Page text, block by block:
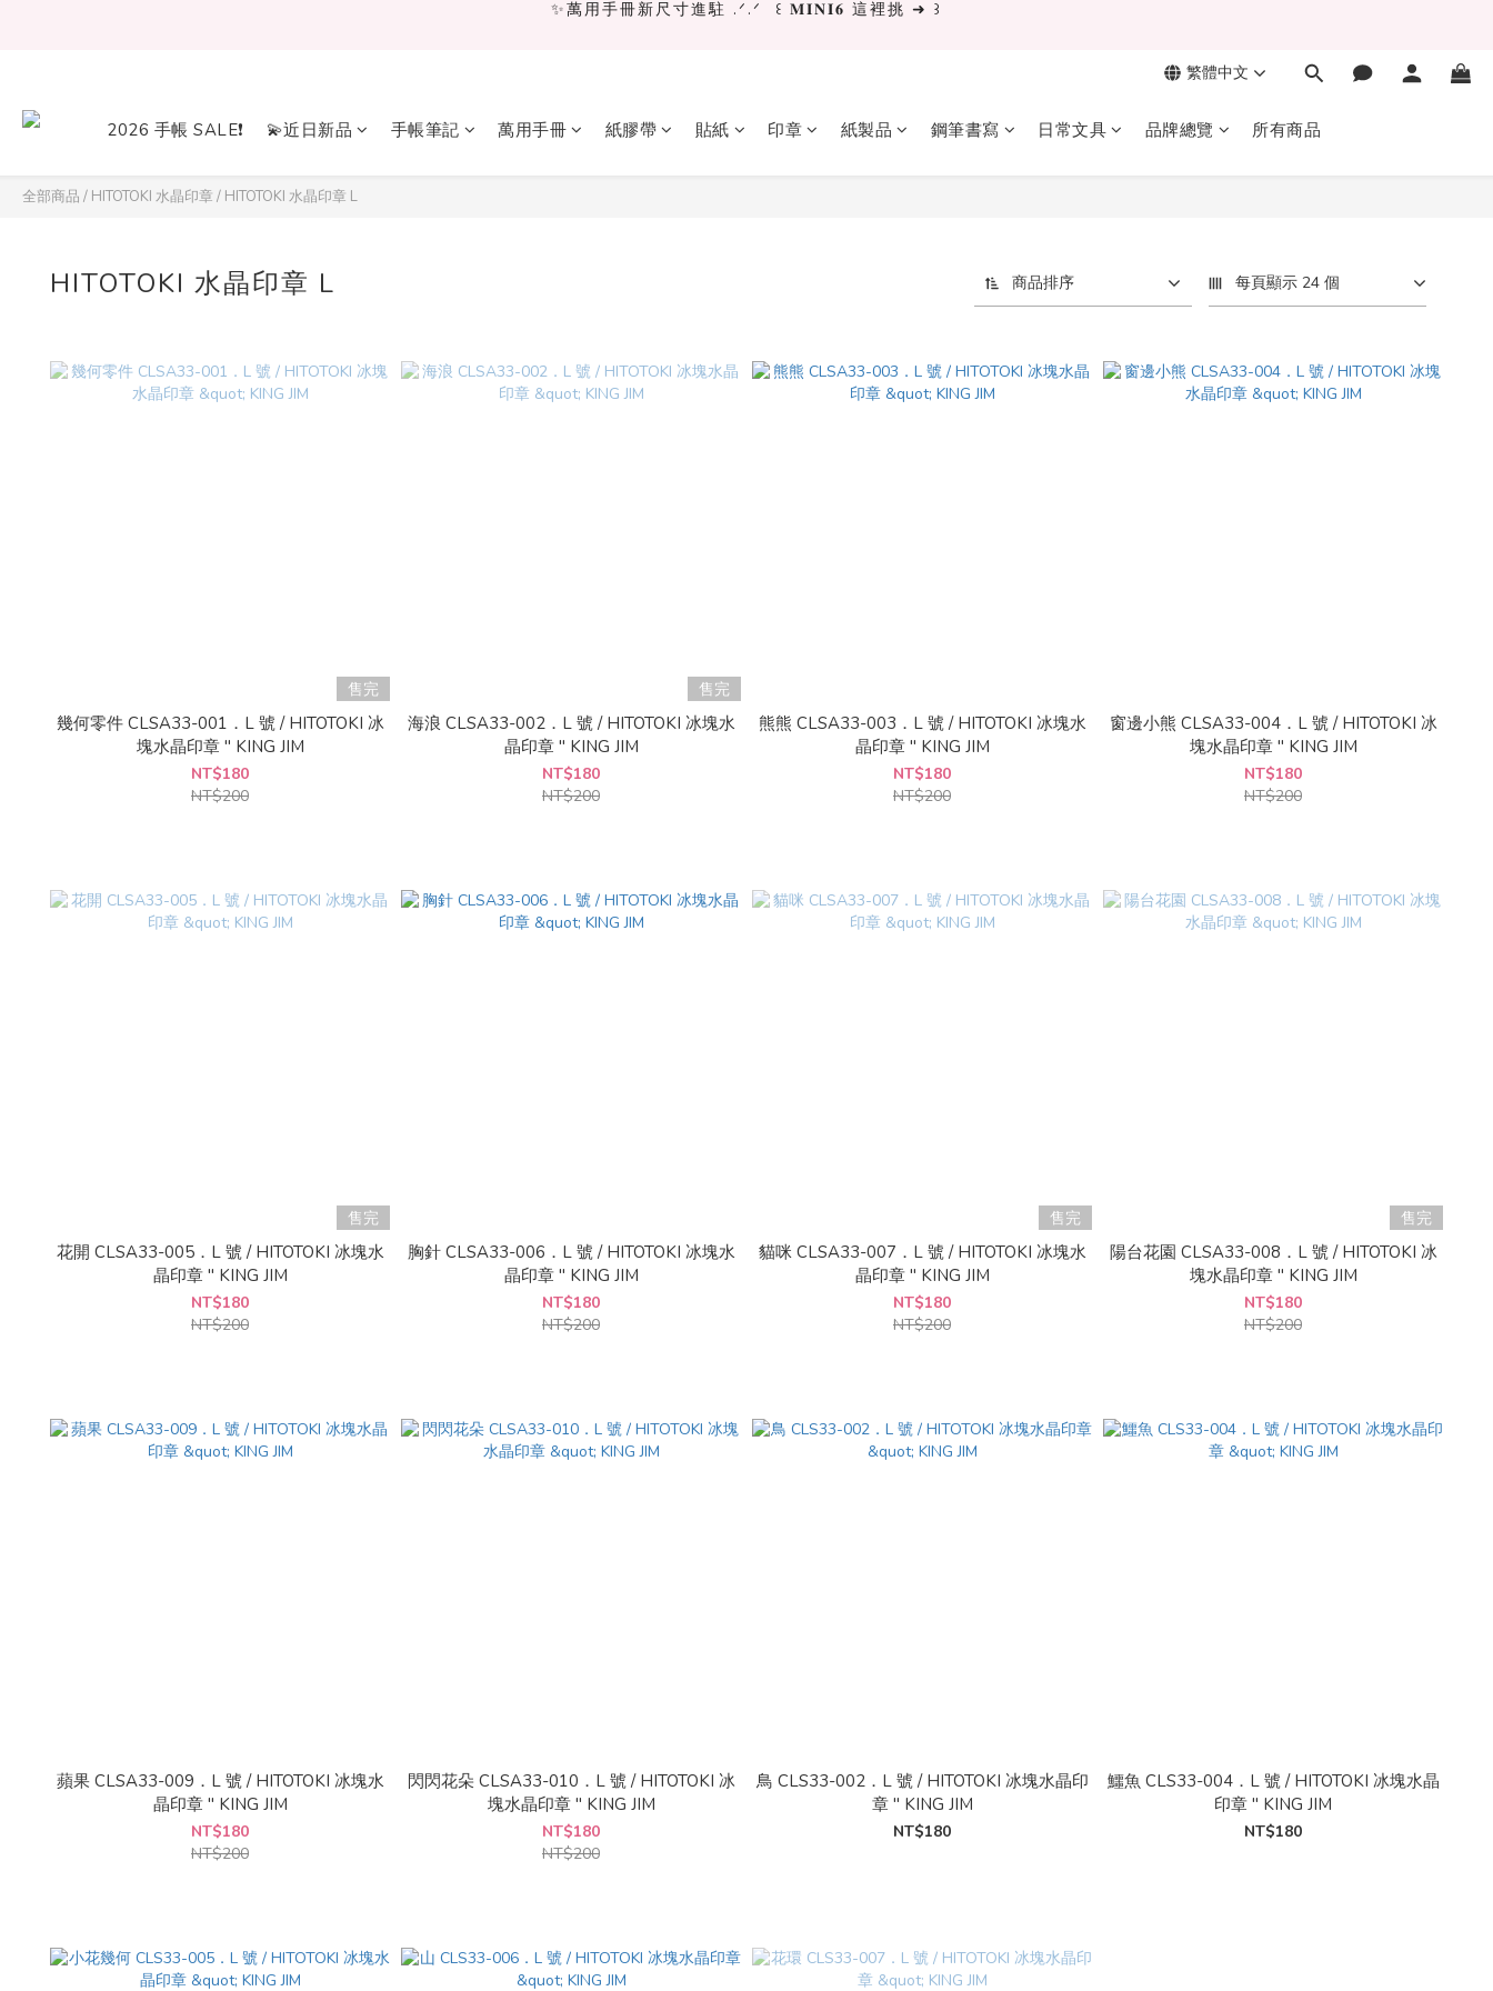
✨萬用手冊新尺寸進駐 .ᐟ.ᐟ  ꒰ 𝐌𝐈𝐍𝐈𝟔 這裡挑 ➜ ꒱
繁體中文
2026 手帳 SALE❗ 💫近日新品 手帳筆記 萬用手冊 紙膠帶 貼紙 印章 紙製品 鋼筆書寫 日常文具 品牌總覽 所有商品
全部商品 / HITOTOKI 水晶印章 / HITOTOKI 水晶印章 L
HITOTOKI 水晶印章 L 商品排序 每頁顯示 24 個
售完
幾何零件 CLSA33-001．L 號 / HITOTOKI 冰
塊水晶印章 " KING JIM
NT$180
NT$200
售完
海浪 CLSA33-002．L 號 / HITOTOKI 冰塊水
晶印章 " KING JIM
NT$180
NT$200
熊熊 CLSA33-003．L 號 / HITOTOKI 冰塊水
晶印章 " KING JIM
NT$180
NT$200
窗邊小熊 CLSA33-004．L 號 / HITOTOKI 冰
塊水晶印章 " KING JIM
NT$180
NT$200
售完
花開 CLSA33-005．L 號 / HITOTOKI 冰塊水
晶印章 " KING JIM
NT$180
NT$200
胸針 CLSA33-006．L 號 / HITOTOKI 冰塊水
晶印章 " KING JIM
NT$180
NT$200
售完
貓咪 CLSA33-007．L 號 / HITOTOKI 冰塊水
晶印章 " KING JIM
NT$180
NT$200
售完
陽台花園 CLSA33-008．L 號 / HITOTOKI 冰
塊水晶印章 " KING JIM
NT$180
NT$200
蘋果 CLSA33-009．L 號 / HITOTOKI 冰塊水
晶印章 " KING JIM
NT$180
NT$200
閃閃花朵 CLSA33-010．L 號 / HITOTOKI 冰
塊水晶印章 " KING JIM
NT$180
NT$200
鳥 CLS33-002．L 號 / HITOTOKI 冰塊水晶印
章 " KING JIM
NT$180
鱷魚 CLS33-004．L 號 / HITOTOKI 冰塊水晶
印章 " KING JIM
NT$180